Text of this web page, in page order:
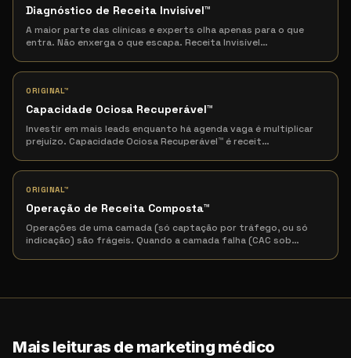
Diagnóstico de Receita Invisível™
A maior parte das clínicas e experts olha apenas para o que
entra. Não enxerga o que escapa. Receita Invisível…
ORIGINAL™
Capacidade Ociosa Recuperável™
Investir em mais leads enquanto há agenda vaga é multiplicar
prejuízo. Capacidade Ociosa Recuperável™ é receit…
ORIGINAL™
Operação de Receita Composta™
Operações de uma camada (só captação por tráfego, ou só
indicação) são frágeis. Quando a camada falha (CAC sob…
Mais leituras de marketing médico